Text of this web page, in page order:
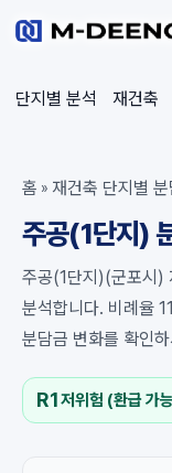
단지별 분석 재건축
홈 » 재건축 단지별
주공(1단지)
주공(1단지)(군포시)
분석합니다. 비례율
분담금 변화를 확인
R1저위험 (환급 가